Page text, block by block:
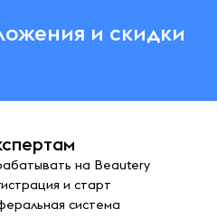
и скидки
на Beautery
и старт
система